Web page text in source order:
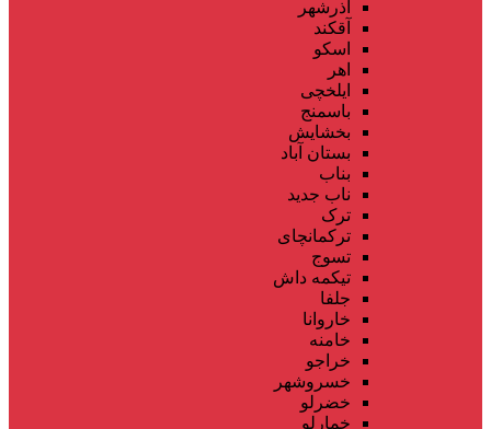
آذرشهر
آقکند
اسکو
اهر
ایلخچی
باسمنج
بخشایش
بستان آباد
بناب
ناب جدید
ترک
ترکمانچای
تسوج
تیکمه داش
جلفا
خاروانا
خامنه
خراجو
خسروشهر
خضرلو
خمارلو